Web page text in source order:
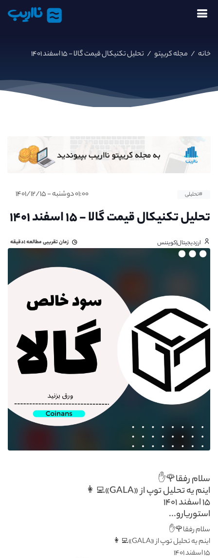
نااریب
خانه / مجله کریپتو / تحلیل تکنیکال قیمت گالا - ۱۵ اسفند ۱۴۰۱
#تحلیلی ۰۱:۰۰ دوشنبه - ۱۴۰۱/۱۲/۱۵
تحلیل تکنیکال قیمت گالا - ۱۵ اسفند ۱۴۰۱
ارزدیجیتال|کویننس زمان تقریبی مطالعه۱دقیقه
سلام رفقا🌹✋
اینم یه تحلیل توپ از «GALA»👩‍💻
۱۵ اسفند ۱۴۰۱
استوریارو...
سلام رفقا🌹✋
اینم یه تحلیل توپ از «GALA»👩‍💻
۱۵ اسفند ۱۴۰۱